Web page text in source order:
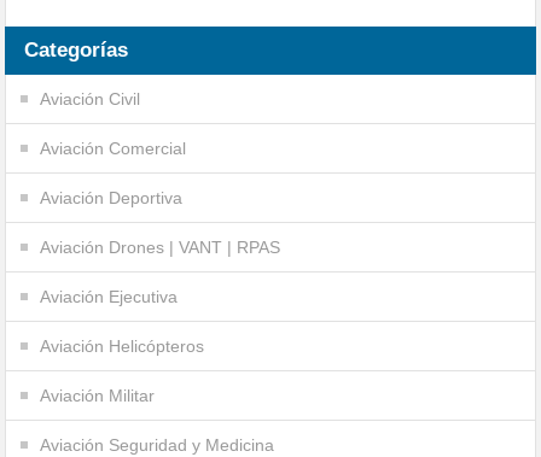
Categorías
Aviación Civil
Aviación Comercial
Aviación Deportiva
Aviación Drones | VANT | RPAS
Aviación Ejecutiva
Aviación Helicópteros
Aviación Militar
Aviación Seguridad y Medicina